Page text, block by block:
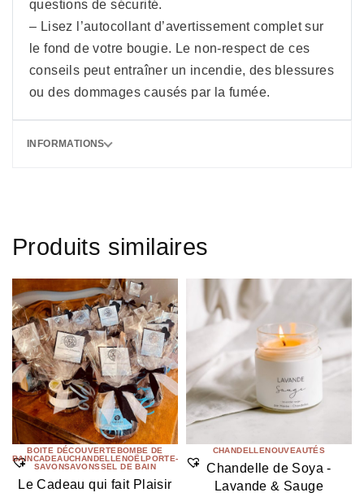
questions de sécurité.
– Lisez l’autocollant d’avertissement complet sur
le fond de votre bougie. Le non-respect de ces
conseils peut entraîner un incendie, des blessures
ou des dommages causés par la fumée.
INFORMATIONS
Produits similaires
BOITE DÉCOUVERTEBOMBE DE
BAINCADEAUCHANDELLENOËLPORTE-
SAVONSAVONSSEL DE BAIN
Le Cadeau qui fait Plaisir
CHANDELLENOUVEAUTÉS
Chandelle de Soya -
Lavande & Sauge